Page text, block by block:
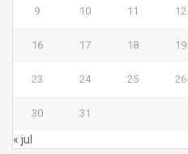
9 10 11 12
16 17 18 19
23 24 25 26
30 31
« jul